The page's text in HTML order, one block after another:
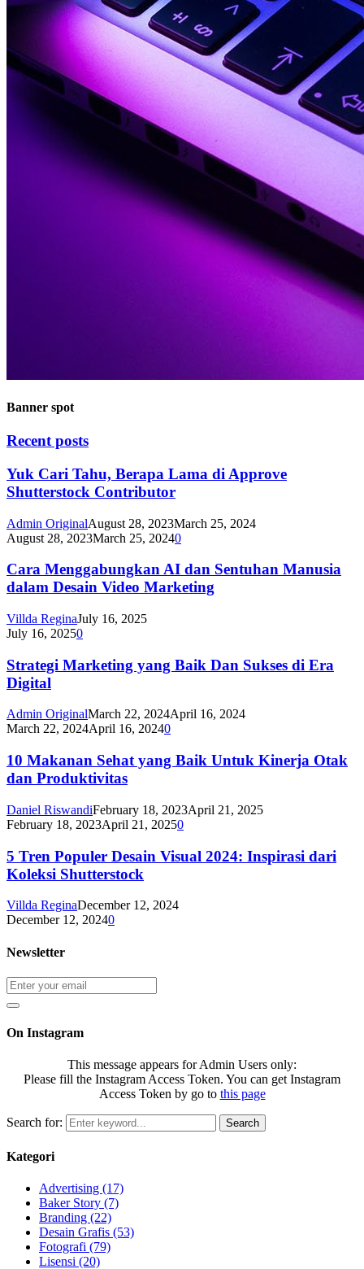
Banner spot
Recent posts
Yuk Cari Tahu, Berapa Lama di Approve
Shutterstock Contributor
Admin OriginalAugust 28, 2023March 25, 2024
August 28, 2023March 25, 20240
Cara Menggabungkan AI dan Sentuhan Manusia
dalam Desain Video Marketing
Villda ReginaJuly 16, 2025
July 16, 20250
Strategi Marketing yang Baik Dan Sukses di Era
Digital
Admin OriginalMarch 22, 2024April 16, 2024
March 22, 2024April 16, 20240
10 Makanan Sehat yang Baik Untuk Kinerja Otak
dan Produktivitas
Daniel RiswandiFebruary 18, 2023April 21, 2025
February 18, 2023April 21, 20250
5 Tren Populer Desain Visual 2024: Inspirasi dari
Koleksi Shutterstock
Villda ReginaDecember 12, 2024
December 12, 20240
Newsletter
On Instagram
This message appears for Admin Users only:
Please fill the Instagram Access Token. You can get Instagram
Access Token by go to this page
Search for: Search
Kategori
Advertising (17)
Baker Story (7)
Branding (22)
Desain Grafis (53)
Fotografi (79)
Lisensi (20)